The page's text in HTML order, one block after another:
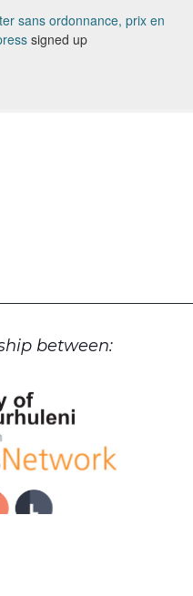
sans ordonnance, prix en
signed up
between: